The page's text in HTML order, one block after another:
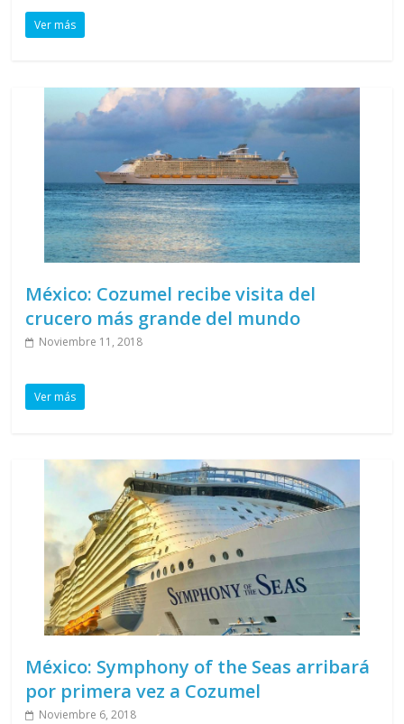
Ver más
México: Cozumel recibe visita del
crucero más grande del mundo
Noviembre 11, 2018
Ver más
México: Symphony of the Seas arribará
por primera vez a Cozumel
Noviembre 6, 2018